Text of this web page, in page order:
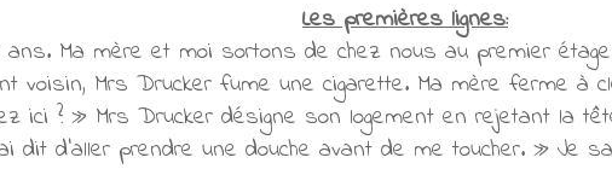
Les premières lignes:
ans. Ma mère et moi sortons de chez nous au premier
voisin, Mrs Drucker fume une cigarette. Ma mère ferme à
ici ? » Mrs Drucker désigne son logement en rejetant la
dit d'aller prendre une douche avant de me toucher. » Je